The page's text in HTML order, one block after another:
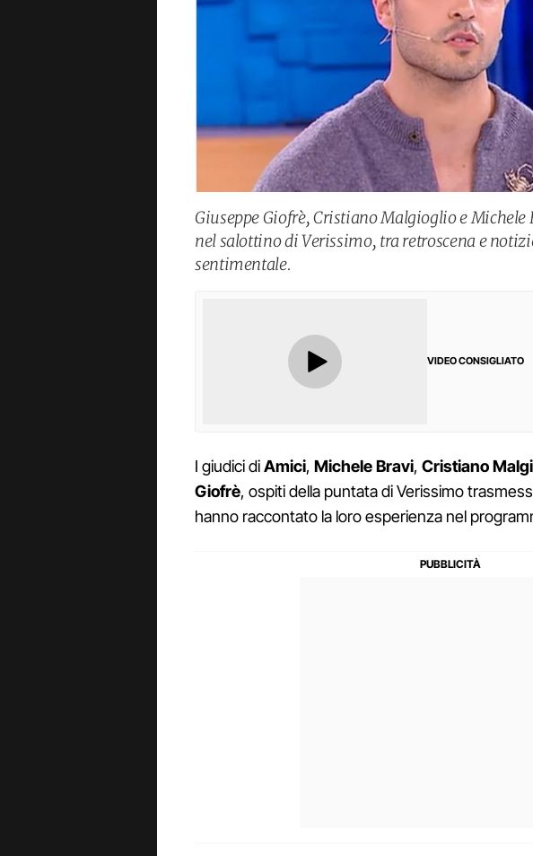
Giuseppe Giofrè, Cristiano Malgioglio e Michele
nel salottino di Verissimo, tra retroscena e
sentimentale.
VIDEO CONSIGLIATO
I giudici diAmici, Michele Bravi, Cristiano
Giofrè, ospiti della puntata di Verissimo
hanno raccontato la loro esperienza nel